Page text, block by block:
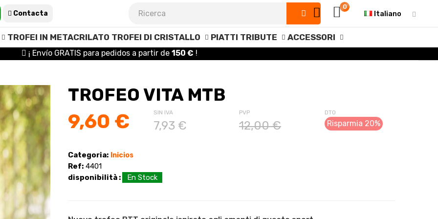
Contacta
0
Italiano
TROFEI IN METACRILATO TROFEI DI CRISTALLO PIATTI TRIBUTE ACCESSORI
¡ Envío GRATIS para pedidos a partir de 150 € !
TROFEO VITA MTB
9,60 € SIN IVA
7,93 €
PVP
12,00 €
DTO
Risparmia 20%
Categoria: Inicios
Ref: 4401
disponibilità :
En Stock